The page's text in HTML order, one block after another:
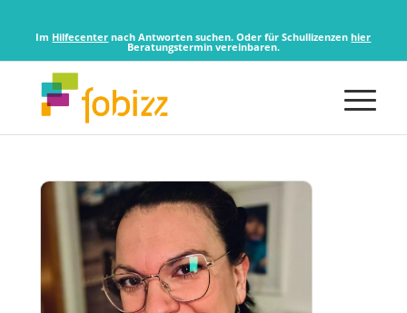
Im Hilfecenter nach Antworten suchen. Oder für Schullizenzenhier
Beratungstermin vereinbaren.